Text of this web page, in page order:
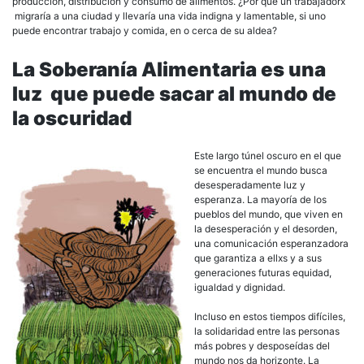
migraría a una ciudad y llevaría una vida indigna y lamentable, si uno
puede encontrar trabajo y comida, en o cerca de su aldea?
La Soberanía Alimentaria es una
luz que puede sacar al mundo de
la oscuridad
Este largo túnel oscuro en el que
se encuentra el mundo busca
desesperadamente luz y
esperanza. La mayoría de los
pueblos del mundo, que viven en
la desesperación y el desorden,
una comunicación esperanzadora
que garantiza a ellxs y a sus
generaciones futuras equidad,
igualdad y dignidad.
Incluso en estos tiempos difíciles,
la solidaridad entre las personas
más pobres y desposeídas del
mundo nos da horizonte. La